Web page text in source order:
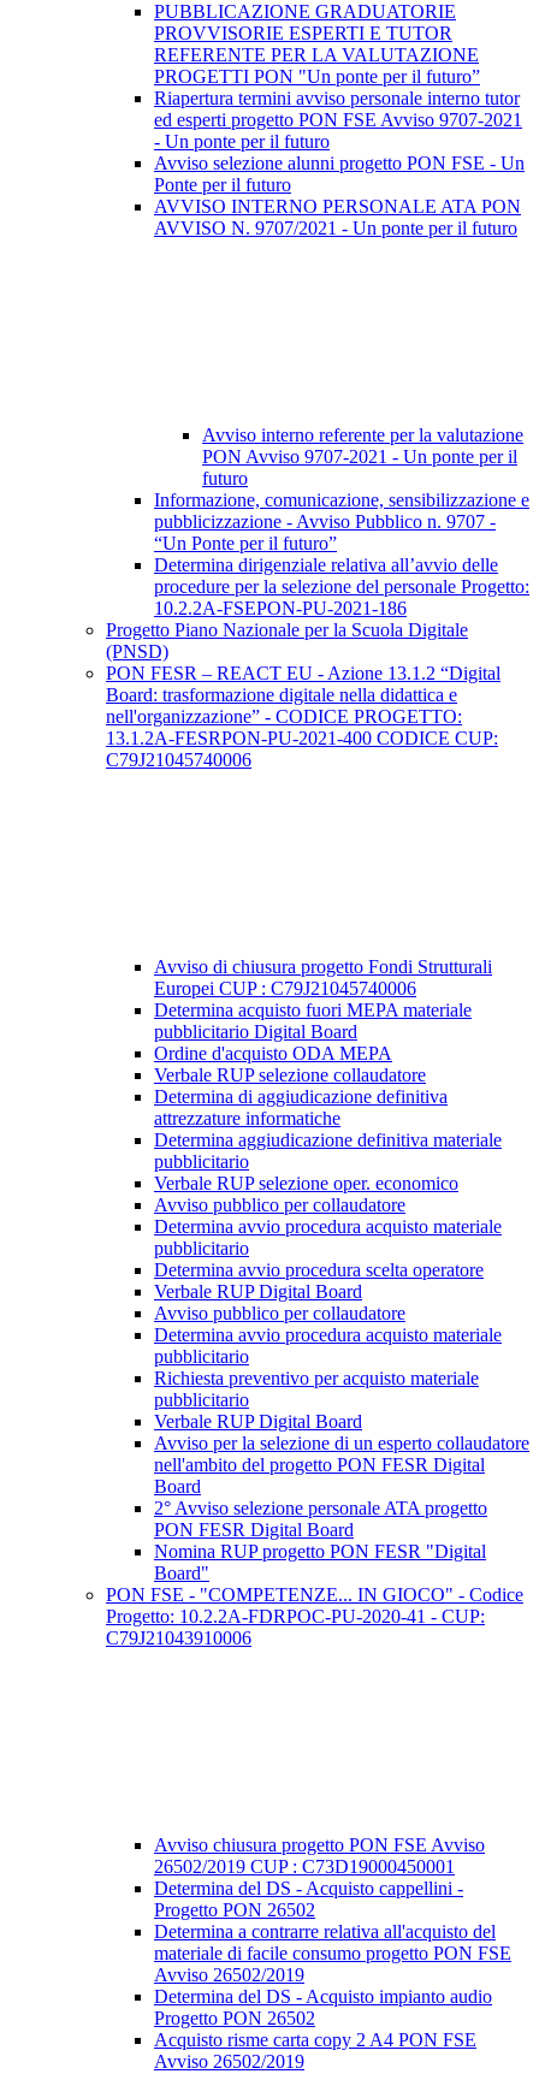
PUBBLICAZIONE GRADUATORIE
PROVVISORIE ESPERTI E TUTOR
REFERENTE PER LA VALUTAZIONE
PROGETTI PON "Un ponte per il futuro”
Riapertura termini avviso personale interno tutor
ed esperti progetto PON FSE Avviso 9707-2021
- Un ponte per il futuro
Avviso selezione alunni progetto PON FSE - Un
Ponte per il futuro
AVVISO INTERNO PERSONALE ATA PON
AVVISO N. 9707/2021 - Un ponte per il futuro
Avviso interno referente per la valutazione
PON Avviso 9707-2021 - Un ponte per il
futuro
Informazione, comunicazione, sensibilizzazione e
pubblicizzazione - Avviso Pubblico n. 9707 -
“Un Ponte per il futuro”
Determina dirigenziale relativa all’avvio delle
procedure per la selezione del personale Progetto:
10.2.2A-FSEPON-PU-2021-186
Progetto Piano Nazionale per la Scuola Digitale
(PNSD)
PON FESR – REACT EU - Azione 13.1.2 “Digital
Board: trasformazione digitale nella didattica e
nell'organizzazione” - CODICE PROGETTO:
13.1.2A-FESRPON-PU-2021-400 CODICE CUP:
C79J21045740006
Avviso di chiusura progetto Fondi Strutturali
Europei CUP : C79J21045740006
Determina acquisto fuori MEPA materiale
pubblicitario Digital Board
Ordine d'acquisto ODA MEPA
Verbale RUP selezione collaudatore
Determina di aggiudicazione definitiva
attrezzature informatiche
Determina aggiudicazione definitiva materiale
pubblicitario
Verbale RUP selezione oper. economico
Avviso pubblico per collaudatore
Determina avvio procedura acquisto materiale
pubblicitario
Determina avvio procedura scelta operatore
Verbale RUP Digital Board
Avviso pubblico per collaudatore
Determina avvio procedura acquisto materiale
pubblicitario
Richiesta preventivo per acquisto materiale
pubblicitario
Verbale RUP Digital Board
Avviso per la selezione di un esperto collaudatore
nell'ambito del progetto PON FESR Digital
Board
2° Avviso selezione personale ATA progetto
PON FESR Digital Board
Nomina RUP progetto PON FESR "Digital
Board"
PON FSE - "COMPETENZE... IN GIOCO" - Codice
Progetto: 10.2.2A-FDRPOC-PU-2020-41 - CUP:
C79J21043910006
Avviso chiusura progetto PON FSE Avviso
26502/2019 CUP : C73D19000450001
Determina del DS - Acquisto cappellini -
Progetto PON 26502
Determina a contrarre relativa all'acquisto del
materiale di facile consumo progetto PON FSE
Avviso 26502/2019
Determina del DS - Acquisto impianto audio
Progetto PON 26502
Acquisto risme carta copy 2 A4 PON FSE
Avviso 26502/2019